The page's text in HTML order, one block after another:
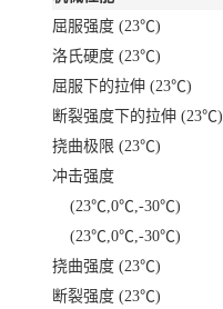
屈服强度 (23℃)
洛氏硬度 (23℃)
屈服下的拉伸 (23℃)
断裂强度下的拉伸 (23℃)
挠曲极限 (23℃)
冲击强度
(23℃,0℃,-30℃)
(23℃,0℃,-30℃)
挠曲强度 (23℃)
断裂强度 (23℃)